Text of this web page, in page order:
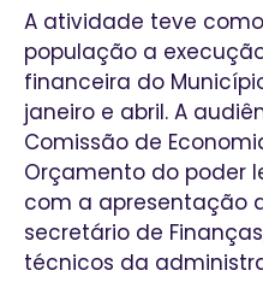
A atividade teve
população a
financeira do
janeiro e abril. A
Comissão de
Orçamento do poder
com a apresentação
secretário de
técnicos da